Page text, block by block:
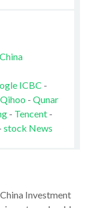
China
ICBC -
Qihoo - Qunar
- Tencent-
stock News
Investment